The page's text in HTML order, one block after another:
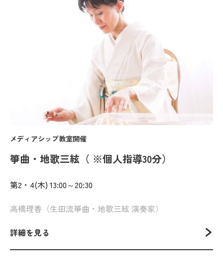
メディアシップ教室開催
箏曲・地歌三絃（ ※個人指導30分）
第2・4(木) 13:00～20:30
高橋理香（生田流箏曲・地歌三絃 演奏家）
詳細を見る